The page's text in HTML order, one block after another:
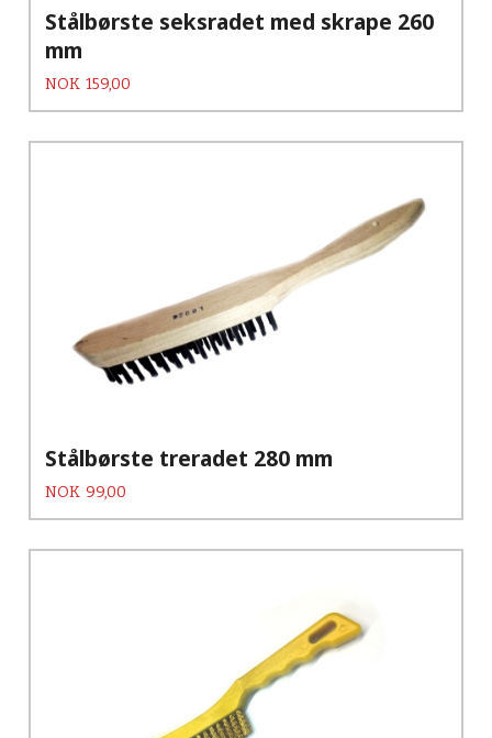
Stålbørste seksradet med skrape 260
mm
Pris
NOK 159,00
Stålbørste treradet 280 mm
Pris
NOK 99,00